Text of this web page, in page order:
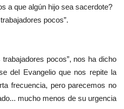
a que algún hijo sea sacerdote?
pocos”.
pocos”, nos ha dicho
del Evangelio que nos repite la
frecuencia, pero parecemos no
mucho menos de su urgencia